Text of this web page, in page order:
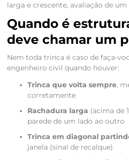
larga e crescente, avaliação de
Quando é
deve chamar um
Nem toda trinca é caso de faça-
engenheiro civil quando houver:
Trinca que volta sempre,
corretamente
Rachadura larga (acima de
parede de um lado ao outro
Trinca em diagonal
janela (sinal de recalque)